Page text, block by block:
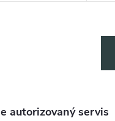
autorizovaný servis